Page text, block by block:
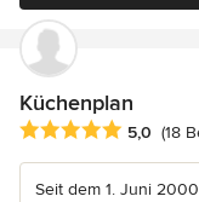
Küchenplan
Durchschnittliche
5,0 (18
Seit dem 1. Juni